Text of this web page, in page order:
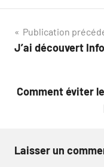
Navigation
de
Publication
J’ai découvert
Comment éviter
Laisser un